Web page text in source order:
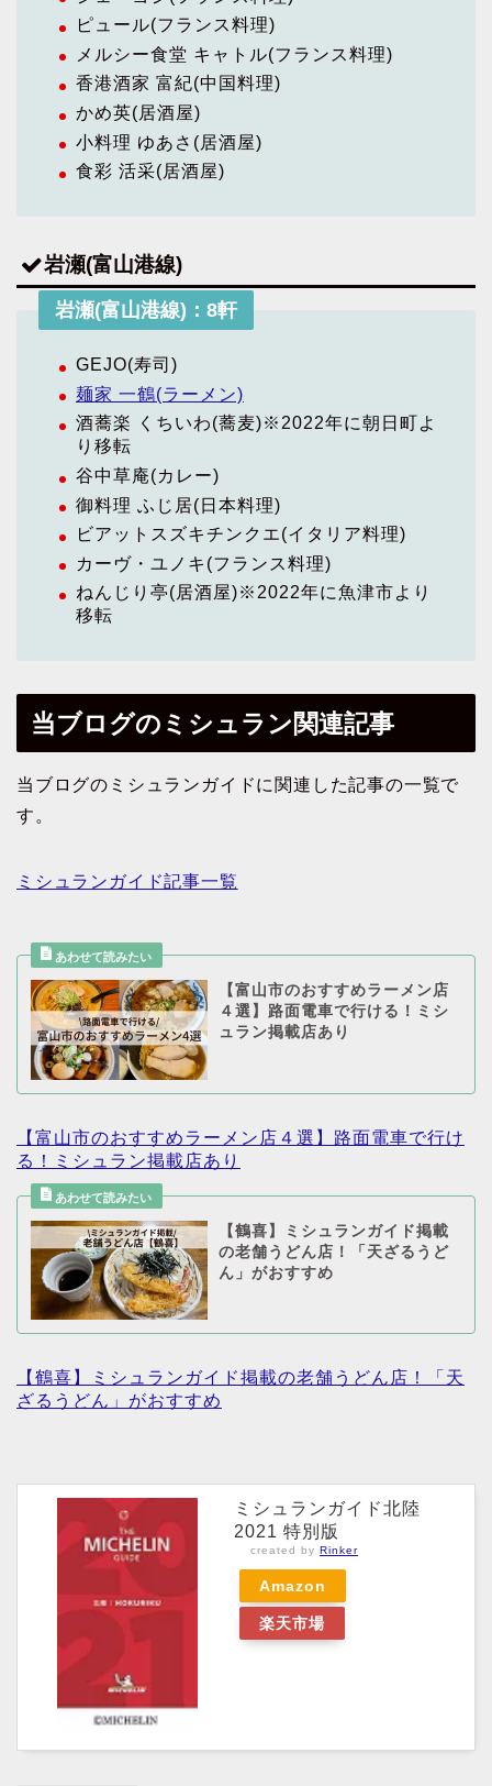
ピュール(フランス料理)
メルシー食堂 キャトル(フランス料理)
香港酒家 富紀(中国料理)
かめ英(居酒屋)
小料理 ゆあさ(居酒屋)
食彩 活采(居酒屋)
岩瀬(富山港線)
岩瀬(富山港線)：8軒
GEJO(寿司)
麺家 一鶴(ラーメン)
酒蕎楽 くちいわ(蕎麦)※2022年に朝日町よ
り移転
谷中草庵(カレー)
御料理 ふじ居(日本料理)
ビアットスズキチンクエ(イタリア料理)
カーヴ・ユノキ(フランス料理)
ねんじり亭(居酒屋)※2022年に魚津市より
移転
当ブログのミシュラン関連記事
当ブログのミシュランガイドに関連した記事の一覧で
す。
ミシュランガイド記事一覧
【富山市のおすすめラーメン店
４選】路面電車で行ける！ミシ
ュラン掲載店あり
【富山市のおすすめラーメン店４選】路面電車で行け
る！ミシュラン掲載店あり
【鶴喜】ミシュランガイド掲載
の老舗うどん店！「天ざるうど
ん」がおすすめ
【鶴喜】ミシュランガイド掲載の老舗うどん店！「天
ざるうどん」がおすすめ
ミシュランガイド北陸
2021 特別版
created by Rinker
Amazon
楽天市場